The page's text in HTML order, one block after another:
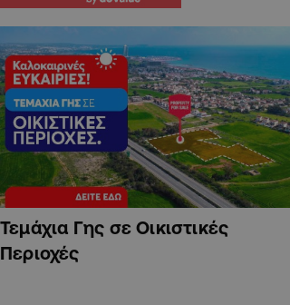
Τεμάχια Γης σε Οικιστικές
Περιοχές